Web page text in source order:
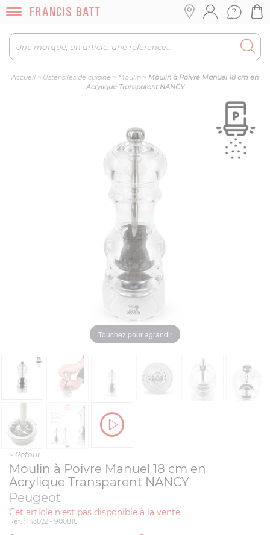
Accueil > Ustensiles de cuisine > Moulin > Moulin à Poivre Manuel 18 cm en
Acrylique Transparent NANCY
Touchez pour agrandir
< Retour
Moulin à Poivre Manuel 18 cm en
Acrylique Transparent NANCY
Peugeot
Cet article n'est pas disponible à la vente.
Réf. : 143022 - 900818